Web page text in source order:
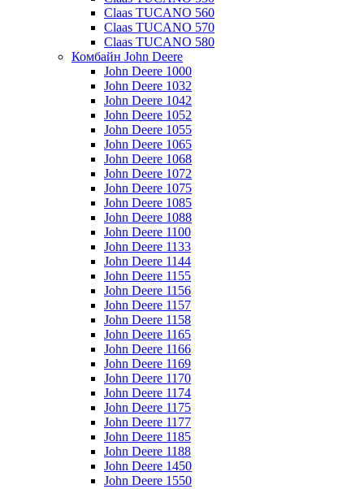
Claas TUCANO 560
Claas TUCANO 570
Claas TUCANO 580
Комбайн John Deere
John Deere 1000
John Deere 1032
John Deere 1042
John Deere 1052
John Deere 1055
John Deere 1065
John Deere 1068
John Deere 1072
John Deere 1075
John Deere 1085
John Deere 1088
John Deere 1100
John Deere 1133
John Deere 1144
John Deere 1155
John Deere 1156
John Deere 1157
John Deere 1158
John Deere 1165
John Deere 1166
John Deere 1169
John Deere 1170
John Deere 1174
John Deere 1175
John Deere 1177
John Deere 1185
John Deere 1188
John Deere 1450
John Deere 1550